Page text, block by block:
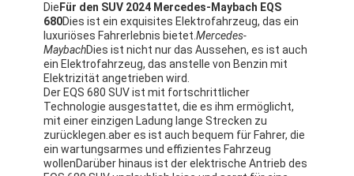
Die Für den SUV 2024 Mercedes-Maybach EQS
680Dies ist ein exquisites Elektrofahrzeug, das ein
luxuriöses Fahrerlebnis bietet.Mercedes-
MaybachDies ist nicht nur das Aussehen, es ist auch
ein Elektrofahrzeug, das anstelle von Benzin mit
Elektrizität angetrieben wird.
Der EQS 680 SUV ist mit fortschrittlicher
Technologie ausgestattet, die es ihm ermöglicht,
mit einer einzigen Ladung lange Strecken zu
zurücklegen.aber es ist auch bequem für Fahrer, die
ein wartungsarmes und effizientes Fahrzeug
wollenDarüber hinaus ist der elektrische Antrieb des